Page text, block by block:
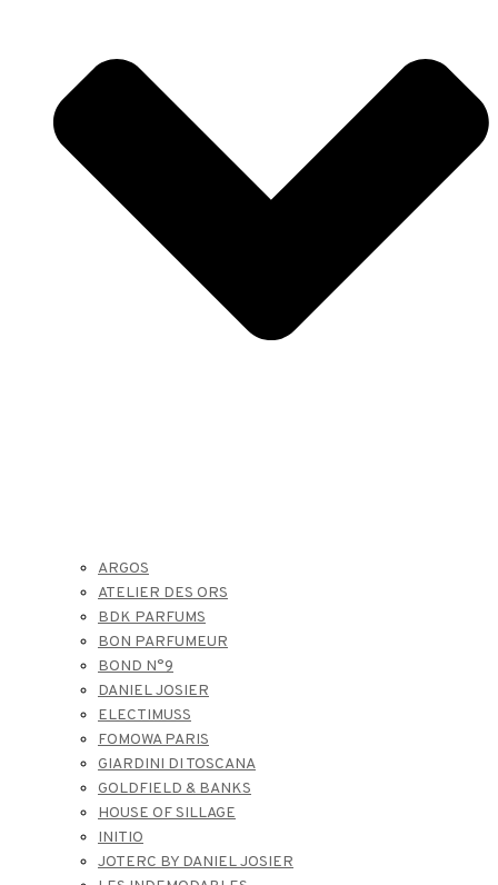
ARGOS
ATELIER DES ORS
BDK PARFUMS
BON PARFUMEUR
BOND N°9
DANIEL JOSIER
ELECTIMUSS
FOMOWA PARIS
GIARDINI DI TOSCANA
GOLDFIELD & BANKS
HOUSE OF SILLAGE
INITIO
JOTERC BY DANIEL JOSIER